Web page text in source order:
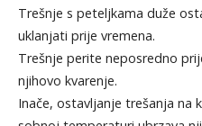
Trešnje s peteljkama duže
uklanjati prije vremena.
Trešnje perite neposredno
njihovo kvarenje.
Inače, ostavljanje trešanja na